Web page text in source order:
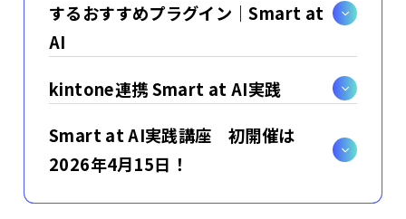
するおすすめプラグイン｜Smart at
AI
kintone連携 Smart at AI実践
Smart at AI実践講座 初開催は
2026年4月15日！